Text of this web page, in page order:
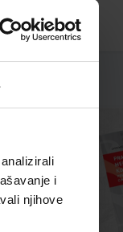
i
njihove